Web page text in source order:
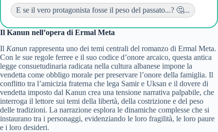
E se il vero protagonista fosse il peso del passato...? 🤔...
Il Kanun nell’opera di Ermal Meta
Il Kanun rappresenta uno dei temi centrali del romanzo di Ermal Meta.
Con le sue regole ferree e il suo codice d’onore arcaico, questa antica
legge consuetudinaria radicata nella cultura albanese impone la
vendetta come obbligo morale per preservare l’onore della famiglia. Il
conflitto tra l’amicizia fraterna che lega Samir e Uksan e il dovere di
vendetta imposto dal Kanun crea una tensione narrativa palpabile, che
interroga il lettore sui temi della libertà, della costrizione e del peso
delle tradizioni. La narrazione esplora le dinamiche complesse che si
instaurano tra i personaggi, evidenziando le loro fragilità, le loro paure
e i loro desideri.